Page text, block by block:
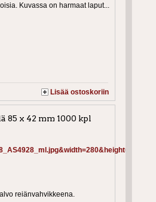
Kuvassa on harmaat laput...
Lisää ostoskoriin
85 x 42 mm 1000 kpl
reiänvahvikkeena.